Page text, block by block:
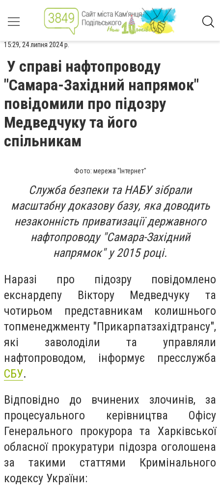
15:29, 24 липня 2024 р.
У справі нафтопроводу
"Самара-Західний напрямок"
повідомили про підозру
Медведчуку та його
спільникам
Фото: мережа "Інтернет"
Служба безпеки та НАБУ зібрали
масштабну доказову базу, яка доводить
незаконність приватизації державного
нафтопроводу "Самара-Західний
напрямок" у 2015 році.
Наразі про підозру повідомлено
екснардепу Віктору Медведчуку та
чотирьом представникам колишнього
топменеджменту "Прикарпатзахідтрансу",
які заволоділи та управляли
нафтопроводом, інформує пресслужба
СБУ.
Відповідно до вчинених злочинів, за
процесуального керівництва Офісу
Генерального прокурора та Харківської
обласної прокуратури підозра оголошена
за такими статтями Кримінального
кодексу України: